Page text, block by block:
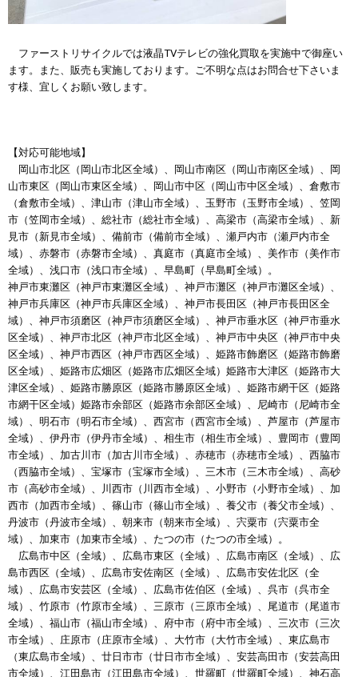
ファーストリサイクルでは液晶TVテレビの強化買取を実施中で御座い
ます。また、販売も実施しております。ご不明な点はお問合せ下さいま
す様、宜しくお願い致します。
【対応可能地域】
岡山市北区（岡山市北区全域）、岡山市南区（岡山市南区全域）、岡
山市東区（岡山市東区全域）、岡山市中区（岡山市中区全域）、倉敷市
（倉敷市全域）、津山市（津山市全域）、玉野市（玉野市全域）、笠岡
市（笠岡市全域）、総社市（総社市全域）、高梁市（高梁市全域）、新
見市（新見市全域）、備前市（備前市全域）、瀬戸内市（瀬戸内市全
域）、赤磐市（赤磐市全域）、真庭市（真庭市全域）、美作市（美作市
全域）、浅口市（浅口市全域）、早島町（早島町全域）。
神戸市東灘区（神戸市東灘区全域）、神戸市灘区（神戸市灘区全域）、
神戸市兵庫区（神戸市兵庫区全域）、神戸市長田区（神戸市長田区全
域）、神戸市須磨区（神戸市須磨区全域）、神戸市垂水区（神戸市垂水
区全域）、神戸市北区（神戸市北区全域）、神戸市中央区（神戸市中央
区全域）、神戸市西区（神戸市西区全域）、姫路市飾磨区（姫路市飾磨
区全域）、姫路市広畑区（姫路市広畑区全域）姫路市大津区（姫路市大
津区全域）、姫路市勝原区（姫路市勝原区全域）、姫路市網干区（姫路
市網干区全域）姫路市余部区（姫路市余部区全域）、尼崎市（尼崎市全
域）、明石市（明石市全域）、西宮市（西宮市全域）、芦屋市（芦屋市
全域）、伊丹市（伊丹市全域）、相生市（相生市全域）、豊岡市（豊岡
市全域）、加古川市（加古川市全域）、赤穂市（赤穂市全域）、西脇市
（西脇市全域）、宝塚市（宝塚市全域）、三木市（三木市全域）、高砂
市（高砂市全域）、川西市（川西市全域）、小野市（小野市全域）、加
西市（加西市全域）、篠山市（篠山市全域）、養父市（養父市全域）、
丹波市（丹波市全域）、朝来市（朝来市全域）、宍粟市（宍粟市全
域）、加東市（加東市全域）、たつの市（たつの市全域）。
広島市中区（全域）、広島市東区（全域）、広島市南区（全域）、広
島市西区（全域）、広島市安佐南区（全域）、広島市安佐北区（全
域）、広島市安芸区（全域）、広島市佐伯区（全域）、呉市（呉市全
域）、竹原市（竹原市全域）、三原市（三原市全域）、尾道市（尾道市
全域）、福山市（福山市全域）、府中市（府中市全域）、三次市（三次
市全域）、庄原市（庄原市全域）、大竹市（大竹市全域）、東広島市
（東広島市全域）、廿日市市（廿日市市全域）、安芸高田市（安芸高田
市全域）、江田島市（江田島市全域）、世羅町（世羅町全域）、神石高